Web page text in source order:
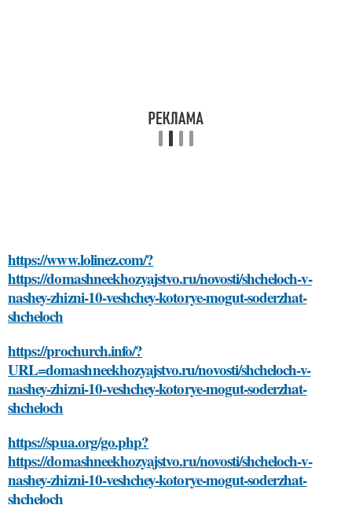
https://www.lolinez.com/?
https://domashneekhozyajstvo.ru/novosti/shcheloch-v-
nashey-zhizni-10-veshchey-kotorye-mogut-soderzhat-
shcheloch
https://prochurch.info/?
URL=domashneekhozyajstvo.ru/novosti/shcheloch-v-
nashey-zhizni-10-veshchey-kotorye-mogut-soderzhat-
shcheloch
https://spua.org/go.php?
https://domashneekhozyajstvo.ru/novosti/shcheloch-v-
nashey-zhizni-10-veshchey-kotorye-mogut-soderzhat-
shcheloch